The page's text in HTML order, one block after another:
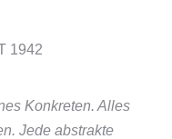
1942
Konkreten. Alles
Jede abstrakte